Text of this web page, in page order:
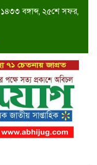
বঙ্গাব্দ, ২৫শে সফর,